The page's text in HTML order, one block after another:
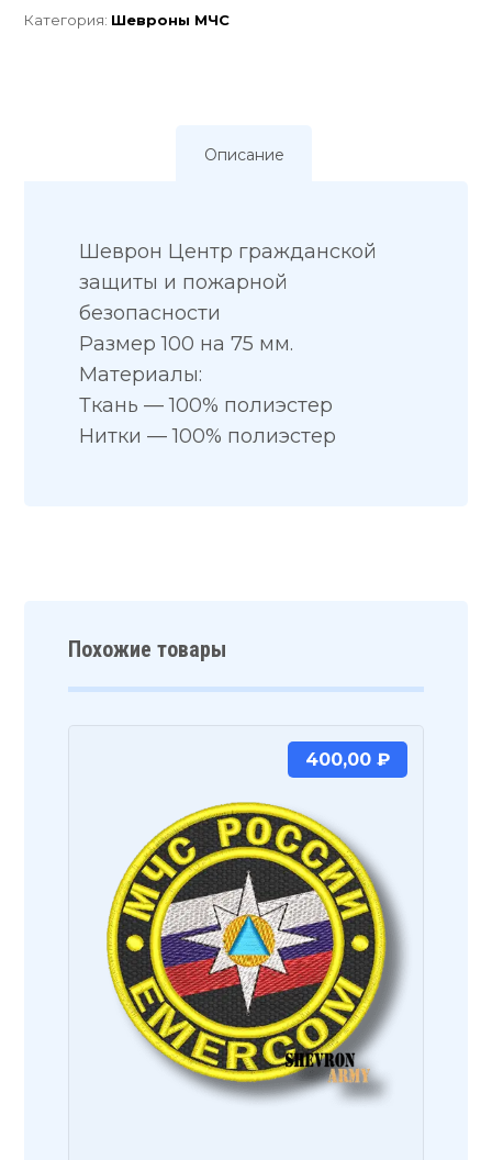
Категория: Шевроны МЧС
Описание
Шеврон Центр гражданской
защиты и пожарной
безопасности
Размер 100 на 75 мм.
Материалы:
Ткань — 100% полиэстер
Нитки — 100% полиэстер
Похожие товары
400,00 ₽